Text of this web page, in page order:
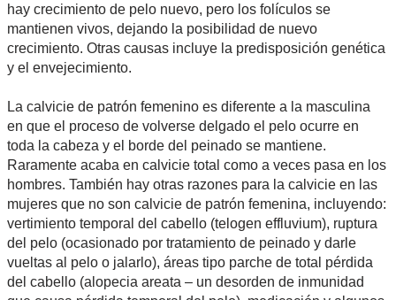
hay crecimiento de pelo nuevo, pero los folículos se
mantienen vivos, dejando la posibilidad de nuevo
crecimiento. Otras causas incluye la predisposición genética
y el envejecimiento.
La calvicie de patrón femenino es diferente a la masculina
en que el proceso de volverse delgado el pelo ocurre en
toda la cabeza y el borde del peinado se mantiene.
Raramente acaba en calvicie total como a veces pasa en los
hombres. También hay otras razones para la calvicie en las
mujeres que no son calvicie de patrón femenina, incluyendo:
vertimiento temporal del cabello (telogen effluvium), ruptura
del pelo (ocasionado por tratamiento de peinado y darle
vueltas al pelo o jalarlo), áreas tipo parche de total pérdida
del cabello (alopecia areata – un desorden de inmunidad